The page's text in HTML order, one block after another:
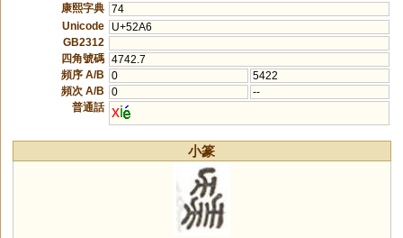
康熙字典 74
Unicode
U+52A6
GB2312
四角號碼 4742.7
頻序 A/B
0
5422
頻次 A/B
0
--
普通話 xi
小篆